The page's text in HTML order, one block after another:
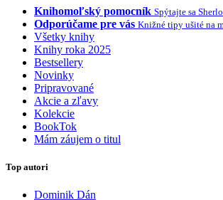
Knihomoľský pomocník Spýtajte sa
Odporúčame pre vás Knižné tipy ušité na
Všetky knihy
Knihy roka 2025
Bestsellery
Novinky
Pripravované
Akcie a zľavy
Kolekcie
BookTok
Mám záujem o titul
Top autori
Dominik Dán